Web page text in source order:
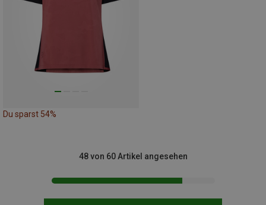
Du sparst 54%
48 von 60 Artikel angesehen